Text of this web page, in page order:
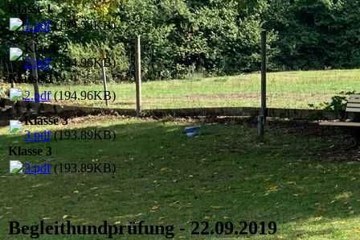
Klasse 1
1.pdf(193.54KB)
Klasse 2
2.pdf(194.96KB)
Klasse 2
2.pdf(194.96KB)
Klasse 3
3.pdf(193.89KB)
Klasse 3
3.pdf(193.89KB)
Begleithundprüfung - 22.09.2019